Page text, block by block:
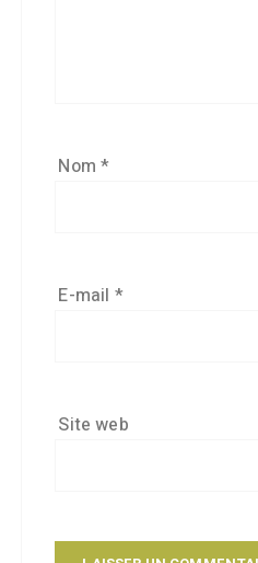
Nom*
E-mail *
Site web